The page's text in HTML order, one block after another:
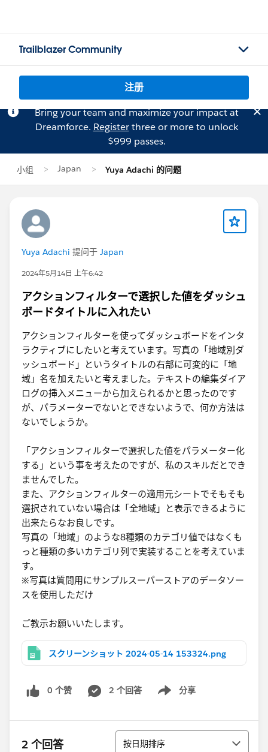
Trailblazer Community
注册
Bring your team and maximize your impact at
Dreamforce. Registerthree or more to unlock
$999 passes.
小组 Japan Yuya Adachi 的问题
Yuya Adachi 提问于 Japan
2024年5月14日 上午6:42
アクションフィルターで選択した値をダッシュ
ボードタイトルに入れたい
アクションフィルターを使ってダッシュボードをインタ
ラクティブにしたいと考えています。写真の「地域別ダ
ッシュボード」というタイトルの右部に可変的に「地
域」名を加えたいと考えました。テキストの編集ダイア
ログの挿入メニューから加えられるかと思ったのです
が、パラメーターでないとできないようで、何か方法は
ないでしょうか。
「アクションフィルターで選択した値をパラメーター化
する」という事を考えたのですが、私のスキルだとでき
ませんでした。
また、アクションフィルターの適用元シートでそもそも
選択されていない場合は「全地域」と表示できるように
出来たらなお良しです。
写真の「地域」のような8種類のカテゴリ値ではなくも
っと種類の多いカテゴリ列で実装することを考えていま
す。
※写真は質問用にサンプルスーパーストアのデータソー
スを使用しただけ
ご教示お願いいたします。
スクリーンショット 2024-05-14 153324.png
0 个赞 2 个回答 分享
Show menu
2 个回答 排序
按日期排序